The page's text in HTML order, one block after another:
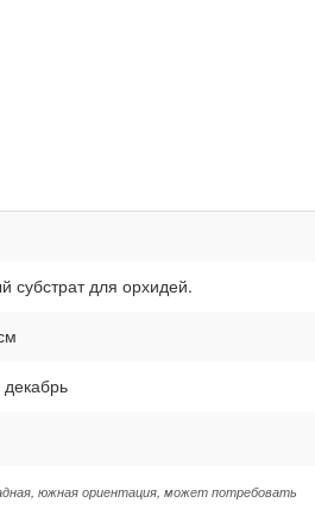
субстрат для орхидей.
южная ориентация, может потребовать